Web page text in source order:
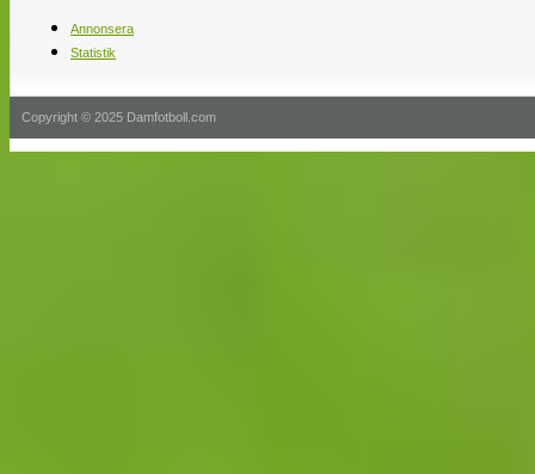
Annonsera
Statistik
Copyright © 2025 Damfotboll.com